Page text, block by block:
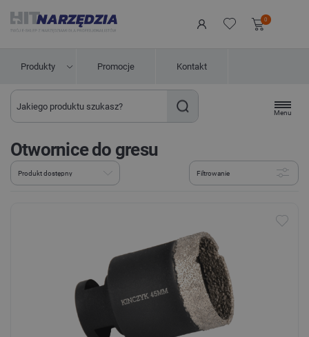
0
Produkty Promocje Kontakt
Menu
Otwornice do gresu
Filtrowanie